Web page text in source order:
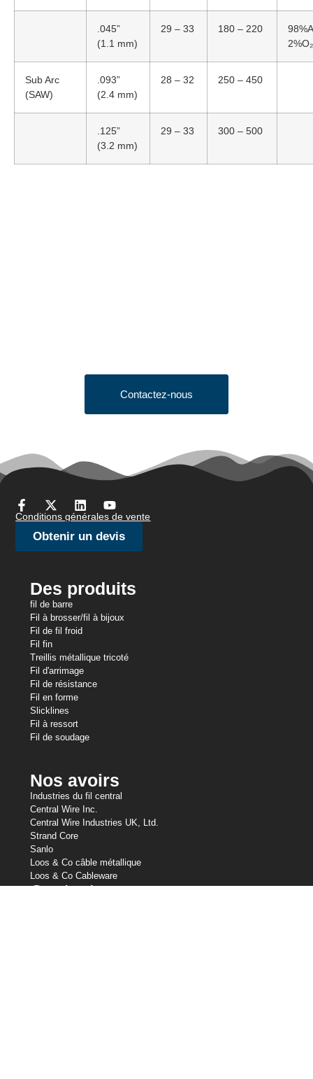
.045”
(1.1 mm)
29 – 33 180 – 220
2%O₂
Sub Arc
(SAW)
.093”
(2.4 mm)
28 – 32 250 – 450
.125”
(3.2 mm)
29 – 33 300 – 500
Contactez-nous
Conditions générales de vente
Obtenir un devis
Des produits
fil de barre
Fil à brosser/fil à bijoux
Fil de fil froid
Fil fin
Treillis métallique tricoté
Fil d'arrimage
Fil de résistance
Fil en forme
Slicklines
Fil à ressort
Fil de soudage
Nos avoirs
Industries du fil central
Central Wire Inc.
Central Wire Industries UK, Ltd.
Strand Core
Sanlo
Loos & Co câble métallique
Loos & Co Cableware
Contactez-nous